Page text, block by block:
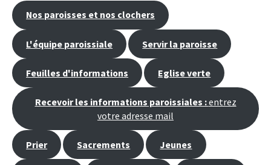
Nos paroisses et nos clochers
L'équipe paroissiale Servir la paroisse
Feuilles d'informations Eglise verte
Recevoir les informations paroissiales :entrez
votre adresse mail
Prier Sacrements Jeunes